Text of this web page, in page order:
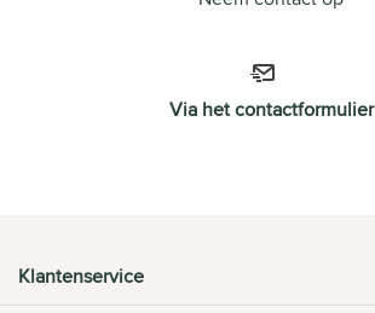
Via het contactformulier
Klantenservice